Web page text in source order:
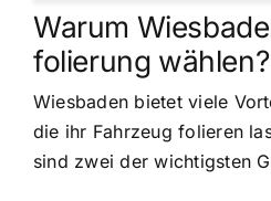
Warum
folierung wählen?
Wiesbaden bietet viele
die ihr Fahrzeug folieren
sind zwei der wichtigsten